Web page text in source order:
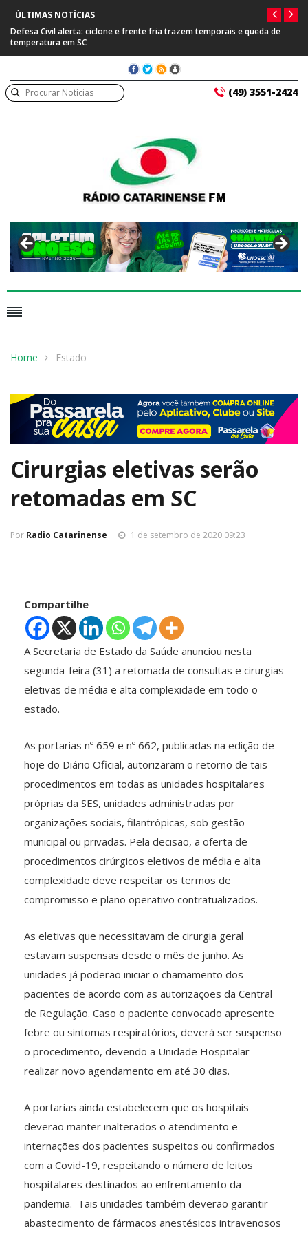
ÚLTIMAS NOTÍCIAS
Defesa Civil alerta: ciclone e frente fria trazem temporais e queda de
temperatura em SC
(49) 3551-2424
Home Estado
Cirurgias eletivas serão
retomadas em SC
Por Radio Catarinense 1 de setembro de 2020 09:23
Compartilhe
A Secretaria de Estado da Saúde anunciou nesta
segunda-feira (31) a retomada de consultas e cirurgias
eletivas de média e alta complexidade em todo o
estado.
As portarias nº 659 e nº 662, publicadas na edição de
hoje do Diário Oficial, autorizaram o retorno de tais
procedimentos em todas as unidades hospitalares
próprias da SES, unidades administradas por
organizações sociais, filantrópicas, sob gestão
municipal ou privadas. Pela decisão, a oferta de
procedimentos cirúrgicos eletivos de média e alta
complexidade deve respeitar os termos de
compromisso e plano operativo contratualizados.
As eletivas que necessitavam de cirurgia geral
estavam suspensas desde o mês de junho. As
unidades já poderão iniciar o chamamento dos
pacientes de acordo com as autorizações da Central
de Regulação. Caso o paciente convocado apresente
febre ou sintomas respiratórios, deverá ser suspenso
o procedimento, devendo a Unidade Hospitalar
realizar novo agendamento em até 30 dias.
A portarias ainda estabelecem que os hospitais
deverão manter inalterados o atendimento e
internações dos pacientes suspeitos ou confirmados
com a Covid-19, respeitando o número de leitos
hospitalares destinados ao enfrentamento da
pandemia. Tais unidades também deverão garantir
abastecimento de fármacos anestésicos intravenosos